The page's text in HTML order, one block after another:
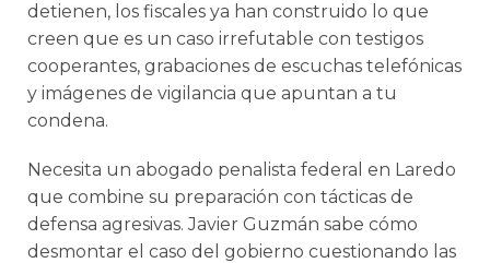
detienen, los fiscales ya han construido lo que
creen que es un caso irrefutable con testigos
cooperantes, grabaciones de escuchas telefónicas
y imágenes de vigilancia que apuntan a tu
condena.
Necesita un abogado penalista federal en Laredo
que combine su preparación con tácticas de
defensa agresivas. Javier Guzmán sabe cómo
desmontar el caso del gobierno cuestionando las